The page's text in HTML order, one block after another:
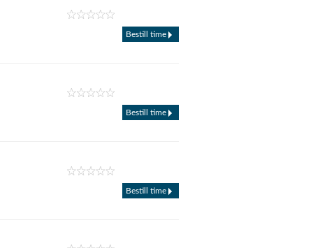
Bestill time
Bestill time
Bestill time